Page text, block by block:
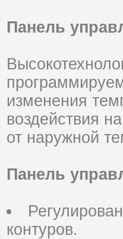
Панель
изменения
воздействия
от наружной
Панель
контуров.